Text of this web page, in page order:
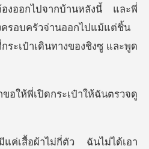
งออกไปจากบ้านหลังนี้ และพี่
ขอให้พี่เปิดกระเป
เสื้อผ้าไม่กี่ตัว ฉันไม่ได้เ